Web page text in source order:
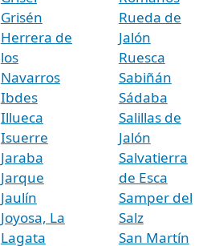
Grisén
Herrera de
los
Navarros
Ibdes
Illueca
Isuerre
Jaraba
Jarque
Jaulín
Joyosa, La
Lagata
Rueda de
Jalón
Ruesca
Sabiñán
Sádaba
Salillas de
Jalón
Salvatierra
de Esca
Samper del
Salz
San Martín